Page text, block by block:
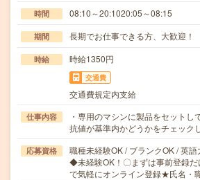
時間 08:10～20:1020:05～08:15
期間 長期でお仕事できる方、大歓迎！
時給 時給1350円
交通費
交通費規定内支給
仕事内容
・専用のマシンに製品をセットし
抗値が基準内かどうかをチェック
応募資格
職種未経験OK / ブランクOK / 英語
◆未経験OK！〇まずは事前登録
で気軽にオンライン登録★氏名・